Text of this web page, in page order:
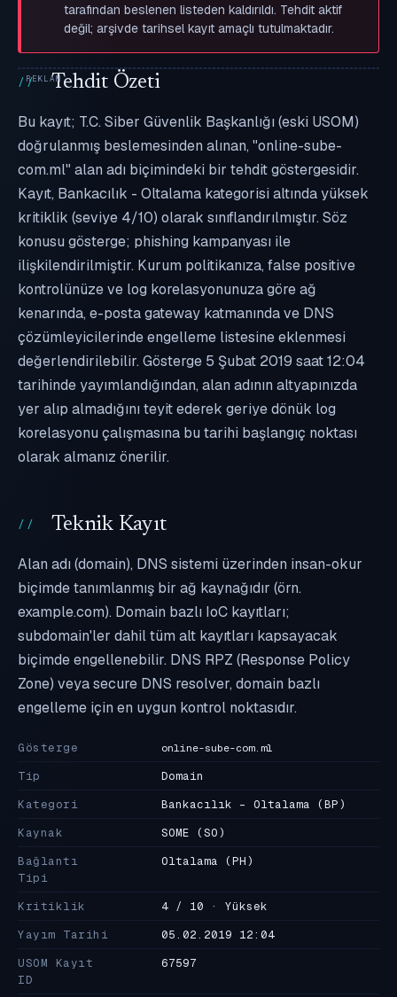
tarafından beslenen listeden kaldırıldı. Tehdit aktif
değil; arşivde tarihsel kayıt amaçlı tutulmaktadır.
Tehdit Özeti
Bu kayıt; T.C. Siber Güvenlik Başkanlığı (eski USOM)
doğrulanmış beslemesinden alınan, "online-sube-
com.ml" alan adı biçimindeki bir tehdit göstergesidir.
Kayıt, Bankacılık - Oltalama kategorisi altında yüksek
kritiklik (seviye 4/10) olarak sınıflandırılmıştır. Söz
konusu gösterge; phishing kampanyası ile
ilişkilendirilmiştir. Kurum politikanıza, false positive
kontrolünüze ve log korelasyonunuza göre ağ
kenarında, e-posta gateway katmanında ve DNS
çözümleyicilerinde engelleme listesine eklenmesi
değerlendirilebilir. Gösterge 5 Şubat 2019 saat 12:04
tarihinde yayımlandığından, alan adının altyapınızda
yer alıp almadığını teyit ederek geriye dönük log
korelasyonu çalışmasına bu tarihi başlangıç noktası
olarak almanız önerilir.
Teknik Kayıt
Alan adı (domain), DNS sistemi üzerinden insan-okur
biçimde tanımlanmış bir ağ kaynağıdır (örn.
example.com). Domain bazlı IoC kayıtları;
subdomain'ler dahil tüm alt kayıtları kapsayacak
biçimde engellenebilir. DNS RPZ (Response Policy
Zone) veya secure DNS resolver, domain bazlı
engelleme için en uygun kontrol noktasıdır.
Gösterge online-sube-com.ml
Tip
Domain
Kategori
Bankacılık - Oltalama (BP)
Kaynak
SOME (SO)
Bağlantı
Tipi
Oltalama (PH)
Kritiklik
4 / 10 · Yüksek
Yayım Tarihi
05.02.2019 12:04
USOM Kayıt
ID
67597